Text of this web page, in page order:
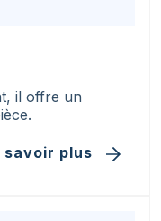
il offre un
savoir plus